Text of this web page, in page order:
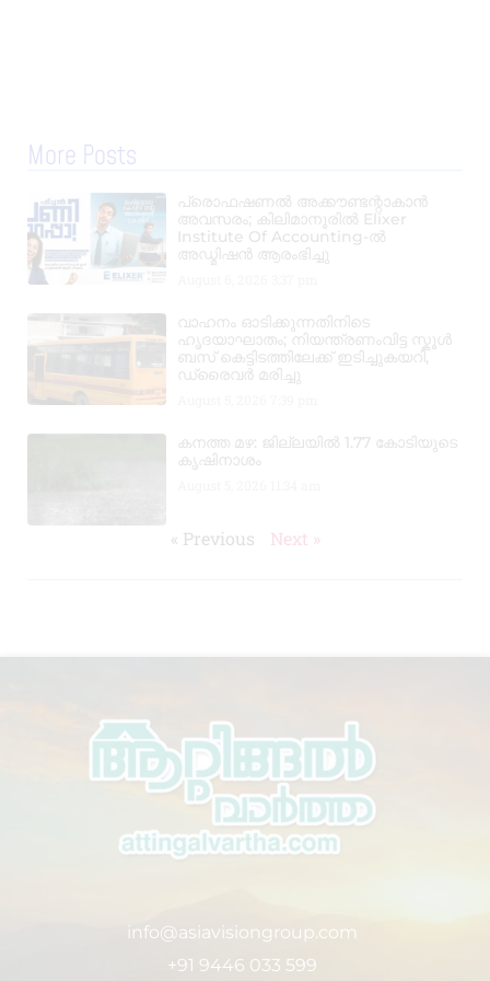
More Posts
പ്രൊഫഷണൽ അക്കൗണ്ടന്റാകാൻ
അവസരം; കിലിമാനൂരിൽ Elixer
Institute Of Accounting-ൽ
അഡ്മിഷൻ ആരംഭിച്ചു
വാഹനം ഓടിക്കുന്നതിനിടെ
ഹൃദയാഘാതം; നിയന്ത്രണംവിട്ട സ്കൂൾ
ബസ് കെട്ടിടത്തിലേക്ക് ഇടിച്ചുകയറി,
ഡ്രൈവർ മരിച്ചു
കനത്ത മഴ: ജില്ലയിൽ 1.77 കോടിയുടെ
കൃഷിനാശം
« Previous Next »
info@asiavisiongroup.com
+91 9446 033 599